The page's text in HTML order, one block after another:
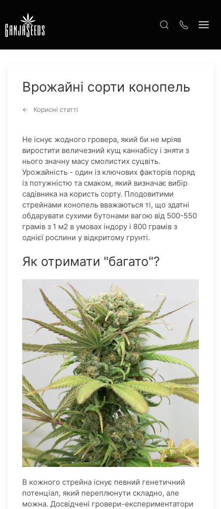
Врожайні сорти конопель
Корисні статті
Не існує жодного гровера, який би не мріяв
виростити величезний кущ каннабісу і зняти з
нього значну масу смолистих суцвіть.
Урожайність - один із ключових факторів поряд
із потужністю та смаком, який визначає вибір
садівника на користь сорту. Плодовитими
стрейнами конопель вважаються ті, що здатні
обдарувати сухими бутонами вагою від 500-550
грамів з 1 м2 в умовах індору і 800 грамів з
однієї рослини у відкритому грунті.
Як отримати "багато"?
В кожного стрейна існує певний генетичний
потенціал, який переплюнути складно, але
можна. Досвідчені гровери-експериментатори